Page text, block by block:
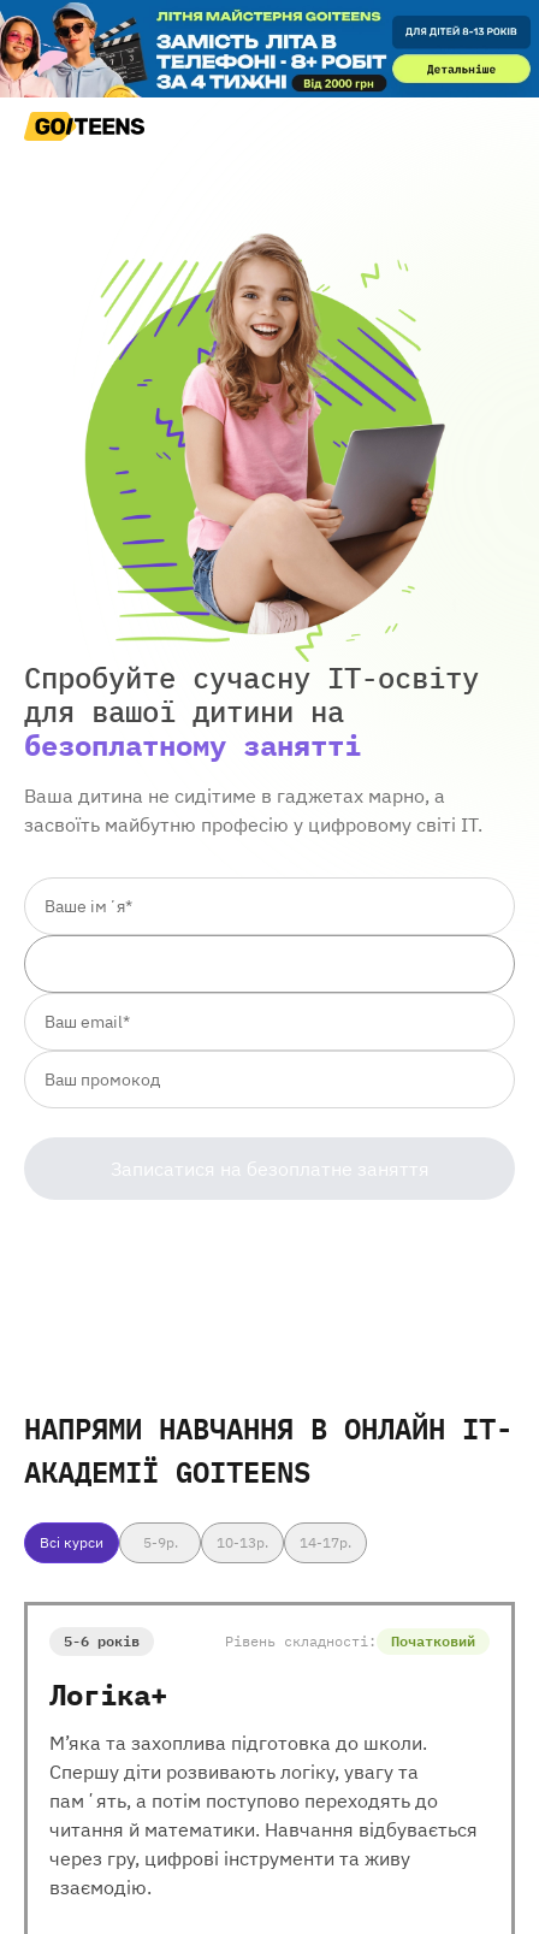
Спробуйте сучасну IT-освіту
для вашої дитини на
безоплатному занятті
Ваша дитина не сидітиме в гаджетах марно, а
засвоїть майбутню професію у цифровому світі ІТ.
Записатися на безоплатне заняття
НАПРЯМИ НАВЧАННЯ В ОНЛАЙН IT-
АКАДЕМІЇ GOITEENS
Всі курси 5-9р. 10-13р. 14-17р.
5-6 років Рівень складності: Початковий
Логіка+
М’яка та захоплива підготовка до школи.
Спершу діти розвивають логіку, увагу та
памʼять, а потім поступово переходять до
читання й математики. Навчання відбувається
через гру, цифрові інструменти та живу
взаємодію.